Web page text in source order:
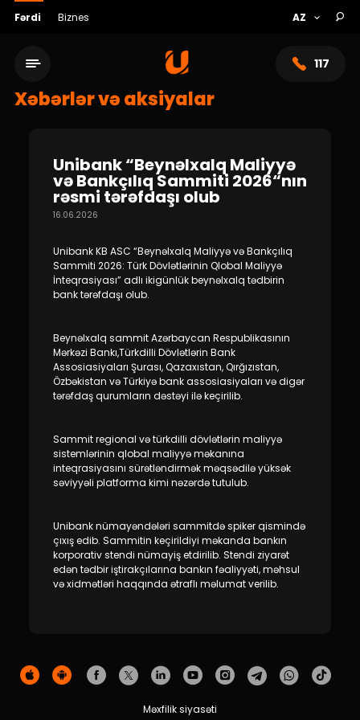
Fərdi Biznes
117
Xidmət şəbəkəsi
Dayanıqlılıq
Keşbek
Tariflər
İnsan Resursları
Əlaqə və təkliflər
F.A.Q
Xəbərlər və aksiyalar
Unibank “Beynəlxalq Maliyyə
və Bankçılıq Sammiti 2026“nın
rəsmi tərəfdaşı olub
16.06.2026
Unibank KB ASC “Beynəlxalq Maliyyə və Bankçılıq
Sammiti 2026: Türk Dövlətlərinin Qlobal Maliyyə
İnteqrasiyası” adlı ikigünlük beynəlxalq tədbirin
bank tərəfdaşı olub.
Beynəlxalq sammit Azərbaycan Respublikasının
Mərkəzi Bankı,Türkdilli Dövlətlərin Bank
Assosiasiyaları Şurası, Qazaxıstan, Qırğızıstan,
Özbəkistan və Türkiyə bank assosiasiyaları və digər
tərəfdaş qurumların dəstəyi ilə keçirilib.
Sammit regional və türkdilli dövlətlərin maliyyə
sistemlərinin qlobal maliyyə məkanına
inteqrasiyasını sürətləndirmək məqsədilə yüksək
səviyyəli platforma kimi nəzərdə tutulub.
Unibank nümayəndələri sammitdə spiker qismində
çıxış edib. Sammitin keçirildiyi məkanda bankın
korporativ stendi nümayiş etdirilib. Stendi ziyarət
edən tədbir iştirakçılarına bankın fəaliyyəti, məhsul
və xidmətləri haqqında ətraflı məlumat verilib.
Məxfilik siyasəti